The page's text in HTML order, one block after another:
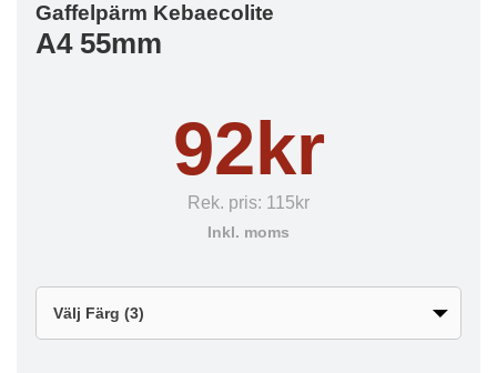
Gaffelpärm Kebaecolite
A4 55mm
92kr
Rek. pris: 115kr
Inkl. moms